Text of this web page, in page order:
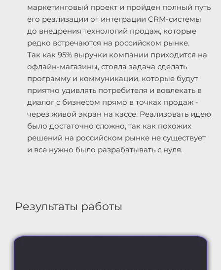
маркетинговый проект и пройден полный путь
его реализации от интеграции CRM-системы
до внедрения технологий продаж, которые
редко встречаются на российском рынке.
Так как 95% выручки компании приходится на
офлайн-магазины, стояла задача сделать
программу и коммуникации, которые будут
приятно удивлять потребителя и вовлекать в
диалог с бизнесом прямо в точках продаж -
через живой экран на кассе. Реализовать идею
было достаточно сложно, так как похожих
решений на российском рынке не существует
и все нужно было разрабатывать с нуля.
Результаты работы